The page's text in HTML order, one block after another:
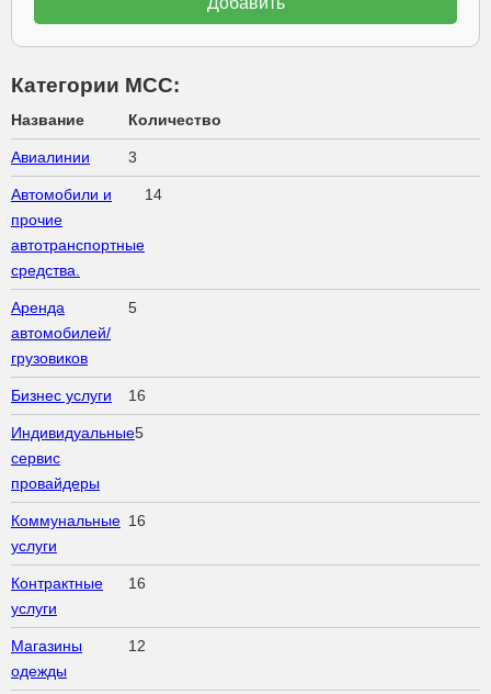
Категории МСС:
Название Количество
Авиалинии 3
Автомобили и
прочие
автотранспортные
средства.
14
Аренда
автомобилей/
грузовиков
5
Бизнес услуги 16
Индивидуальные
сервис
провайдеры
5
Коммунальные
услуги
16
Контрактные
услуги
16
Магазины
одежды
12